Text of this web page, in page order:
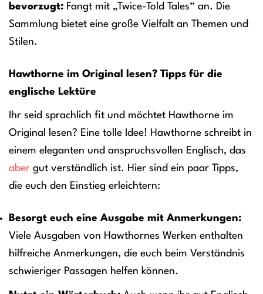
bevorzugt: Fangt mit „Twice-Told Tales“ an. Die
Sammlung bietet eine große Vielfalt an Themen und
Stilen.
Hawthorne im Original lesen? Tipps für die
englische Lektüre
Ihr seid sprachlich fit und möchtet Hawthorne im
Original lesen? Eine tolle Idee! Hawthorne schreibt in
einem eleganten und anspruchsvollen Englisch, das
aber gut verständlich ist. Hier sind ein paar Tipps,
die euch den Einstieg erleichtern:
Besorgt euch eine Ausgabe mit Anmerkungen:
Viele Ausgaben von Hawthornes Werken enthalten
hilfreiche Anmerkungen, die euch beim Verständnis
schwieriger Passagen helfen können.